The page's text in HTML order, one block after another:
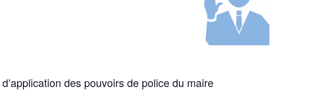
des pouvoirs de police du maire